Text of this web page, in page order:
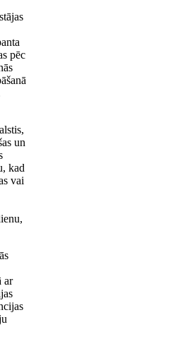
pēc
un
kad
vai
ar